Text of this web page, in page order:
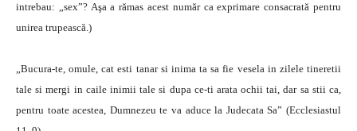
intrebau: „sex”? Aşa a rămas acest număr ca exprimare consacrată pentru
unirea trupească.)
„Bucura-te, omule, cat esti tanar si inima ta sa fie vesela in zilele tineretii
tale si mergi in caile inimii tale si dupa ce-ti arata ochii tai, dar sa stii ca,
pentru toate acestea, Dumnezeu te va aduce la Judecata Sa” (Ecclesiastul